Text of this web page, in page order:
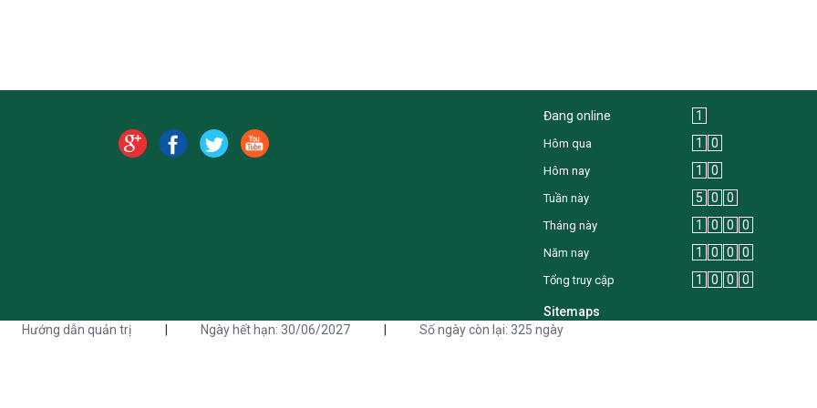
Đang online 1
Hôm qua 1 0
Hôm nay 1 0
Tuần này 5 0 0
Tháng này 1 0 0 0
Năm nay 1 0 0 0
Tổng truy cập 1 0 0 0
Sitemaps
Hướng dẫn quản trị | Ngày hết hạn: 30/06/2027 | Số ngày còn lại: 325 ngày